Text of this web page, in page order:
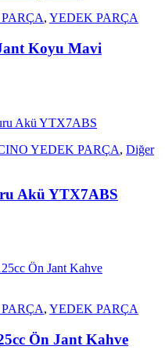
, YEDEK PARÇA
Koyu Mavi
YEDEK PARÇA, Diğer
Akü YTX7ABS
, YEDEK PARÇA
Ön Jant Kahve